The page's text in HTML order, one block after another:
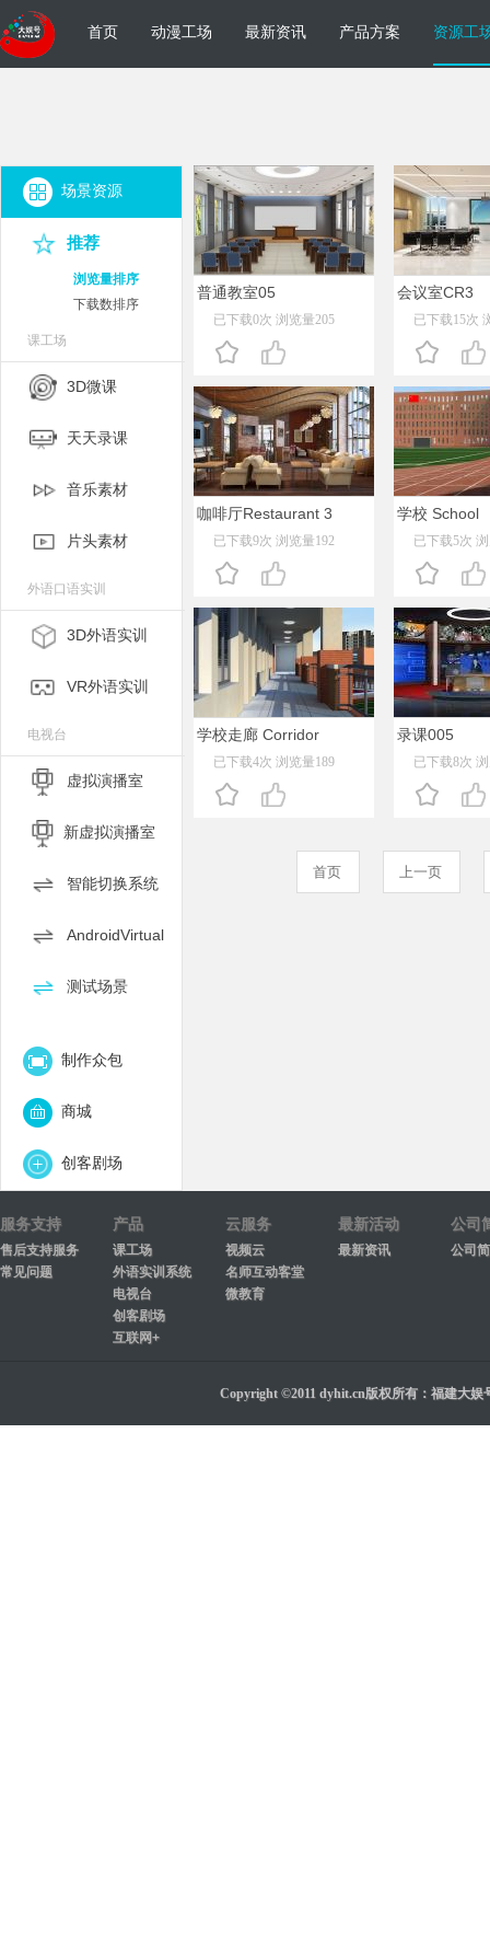
首页 动漫工场 最新资讯 产品方案 资源工
场景资源
推荐
浏览量排序
下载数排序
课工场
3D微课
天天录课
音乐素材
片头素材
外语口语实训
3D外语实训
VR外语实训
电视台
虚拟演播室
新虚拟演播室
智能切换系统
AndroidVirtual
测试场景
制作众包
商城
创客剧场
普通教室05
已下载0次 浏览量205
会议室CR3
已下载15次
咖啡厅Restaurant 3
已下载9次 浏览量192
学校 School
已下载5次
学校走廊 Corridor
已下载4次 浏览量189
录课005
已下载8次
首页 上一页
服务支持
售后支持服务
常见问题
产品
课工场
外语实训系统
电视台
创客剧场
互联网+
云服务
视频云
名师互动客堂
微教育
最新活动
最新资讯
公司
公司
Copyright ©2011 dyhit.cn版权所有：福建大娱